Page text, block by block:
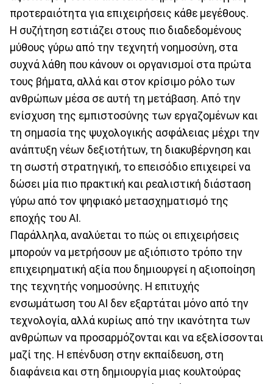
προτεραιότητα για επιχειρήσεις κάθε μεγέθους.
Η συζήτηση εστιάζει στους πιο διαδεδομένους
μύθους γύρω από την τεχνητή νοημοσύνη, στα
συχνά λάθη που κάνουν οι οργανισμοί στα πρώτα
τους βήματα, αλλά και στον κρίσιμο ρόλο των
ανθρώπων μέσα σε αυτή τη μετάβαση. Από την
ενίσχυση της εμπιστοσύνης των εργαζομένων και
τη σημασία της ψυχολογικής ασφάλειας μέχρι την
ανάπτυξη νέων δεξιοτήτων, τη διακυβέρνηση και
τη σωστή στρατηγική, το επεισόδιο επιχειρεί να
δώσει μία πιο πρακτική και ρεαλιστική διάσταση
γύρω από τον ψηφιακό μετασχηματισμό της
εποχής του AI.
Παράλληλα, αναλύεται το πώς οι επιχειρήσεις
μπορούν να μετρήσουν με αξιόπιστο τρόπο την
επιχειρηματική αξία που δημιουργεί η αξιοποίηση
της τεχνητής νοημοσύνης. Η επιτυχής
ενσωμάτωση του AI δεν εξαρτάται μόνο από την
τεχνολογία, αλλά κυρίως από την ικανότητα των
ανθρώπων να προσαρμόζονται και να εξελίσσονται
μαζί της. Η επένδυση στην εκπαίδευση, στη
διαφάνεια και στη δημιουργία μιας κουλτούρας